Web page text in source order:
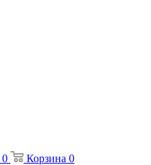
0 Корзина 0